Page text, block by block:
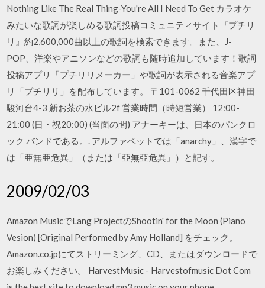
Nothing Like The Real Thing-You're All I Need To Get カラオケ
みたいな歌詞が楽しめる歌詞投稿コミュニティサイト『プチリ
リ』約2,600,000曲以上の歌詞を検索できます。また、J-
POP、洋楽やアニソンなどの歌詞も随時追加しています！歌詞
投稿アプリ「プチリリメーカー」や歌詞が表示される音楽アプ
リ「プチリリ」を配布しています。 〒101-0062 千代田区神田
駿河台4-3 新お茶の水ビル2f 営業時間（時短営業） 12:00-
21:00 (日・祝20:00) (当面の間) アナーキーは、日本のパンクロ
ック バンドである。. アルファベットでは「anarchy」、漢字で
は「亜無亜危異」（または「亞無亞危異」）と記す。
2009/02/03
Amazon MusicでLang ProjectのShootin' for the Moon (Piano
Vesion) [Original Performed by Amy Holland] をチェック。
Amazon.co.jpにてストリーミング、CD、またはダウンロードで
お楽しみください。 HarvestMusic - Harvestofmusic Dot Com